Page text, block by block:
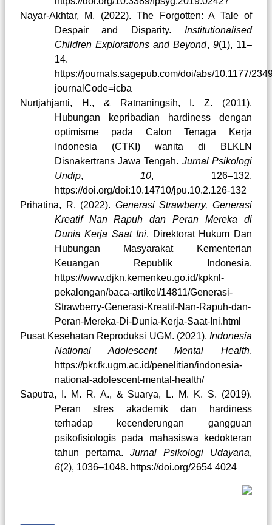
Nayar-Akhtar, M. (2022). The Forgotten: A Tale of
Despair and Disparity. Institutionalised
Children Explorations and Beyond, 9(1), 11–
14.
https://journals.sagepub.com/doi/abs/10.1177/
journalCode=icba
Nurtjahjanti, H., & Ratnaningsih, I. Z. (2011).
Hubungan kepribadian hardiness dengan
optimisme pada Calon Tenaga Kerja
Indonesia (CTKI) wanita di BLKLN
Disnakertrans Jawa Tengah. Jurnal Psikologi
Undip,10, 126–132.
https://doi.org/doi:10.14710/jpu.10.2.126-132
Prihatina, R. (2022). Generasi Strawberry, Generasi
Kreatif Nan Rapuh dan Peran Mereka di
Dunia Kerja Saat Ini. Direktorat Hukum Dan
Hubungan Masyarakat Kementerian
Keuangan Republik Indonesia.
https://www.djkn.kemenkeu.go.id/kpknl-
pekalongan/baca-artikel/14811/Generasi-
Strawberry-Generasi-Kreatif-Nan-Rapuh-dan-
Peran-Mereka-Di-Dunia-Kerja-Saat-Ini.html
Pusat Kesehatan Reproduksi UGM. (2021). Indonesia
National Adolescent Mental Health.
https://pkr.fk.ugm.ac.id/penelitian/indonesia-
national-adolescent-mental-health/
Saputra, I. M. R. A., & Suarya, L. M. K. S. (2019).
Peran stres akademik dan hardiness
terhadap kecenderungan gangguan
psikofisiologis pada mahasiswa kedokteran
tahun pertama. Jurnal Psikologi Udayana,
6(2), 1036–1048. https://doi.org/2654 4024